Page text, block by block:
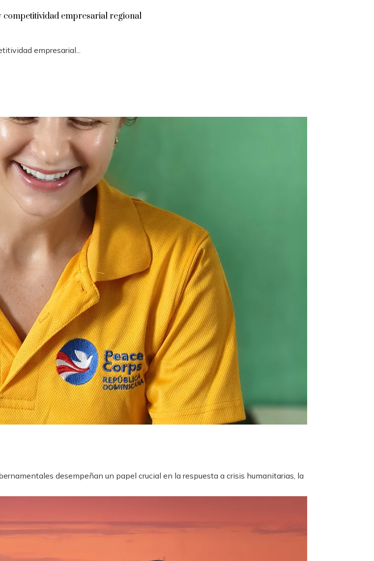
empresarial regional
empresarial...
desempeñan un papel crucial en la respuesta a crisis humanitarias, la